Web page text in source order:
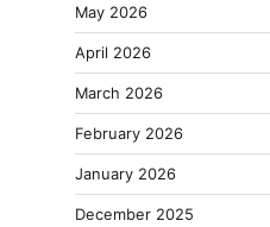
May 2026
April 2026
March 2026
February 2026
January 2026
December 2025